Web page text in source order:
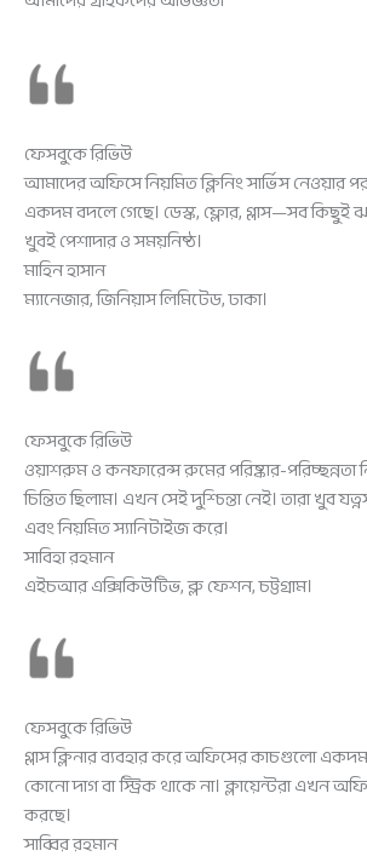
ফেসবুকে রিভিউ
আমাদের অফিসে নিয়মিত ক্লিনিং সার্ভিস নেওয়ার
একদম বদলে গেছে। ডেস্ক, ফ্লোর, গ্লাস—সব
খুবই পেশাদার ও সময়নিষ্ঠ।
মাহিন হাসান
ম্যানেজার, জিনিয়াস লিমিটেড, ঢাকা।
ফেসবুকে রিভিউ
ওয়াশরুম ও কনফারেন্স রুমের পরিষ্কার-
চিন্তিত ছিলাম। এখন সেই দুশ্চিন্তা নেই। তারা খুব
এবং নিয়মিত স্যানিটাইজ করে।
সাবিহা রহমান
এইচআর এক্সিকিউটিভ, ব্লু ফেশন, চট্টগ্রাম।
ফেসবুকে রিভিউ
গ্লাস ক্লিনার ব্যবহার করে অফিসের কাচগুলো
কোনো দাগ বা স্ট্রিক থাকে না। ক্লায়েন্টরা এখন
করছে।
সাব্বির রহমান